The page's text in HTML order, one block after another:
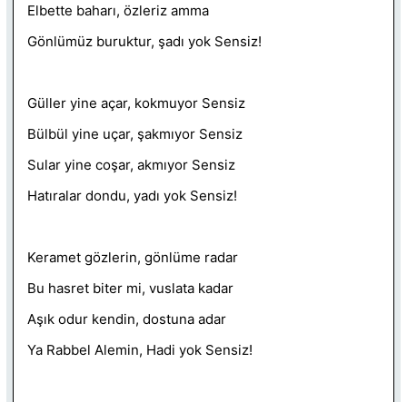
Elbette baharı, özleriz amma
Gönlümüz buruktur, şadı yok Sensiz!
Güller yine açar, kokmuyor Sensiz
Bülbül yine uçar, şakmıyor Sensiz
Sular yine coşar, akmıyor Sensiz
Hatıralar dondu, yadı yok Sensiz!
Keramet gözlerin, gönlüme radar
Bu hasret biter mi, vuslata kadar
Aşık odur kendin, dostuna adar
Ya Rabbel Alemin, Hadi yok Sensiz!